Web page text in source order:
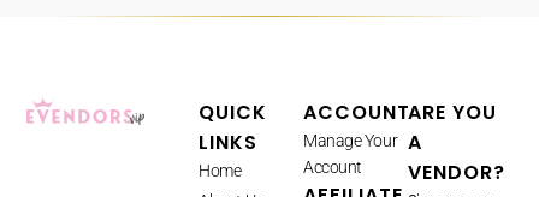
QUICK
LINKS
Home
ACCOUNT
Manage Your
Account
ARE YOU
A
VENDOR?